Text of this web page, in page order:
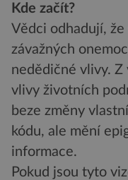
Kde začít?
Vědci odhadují,
závažných
nedědičné vlivy.
vlivy životních
beze změny
kódu, ale mění
informace.
Pokud jsou tyto